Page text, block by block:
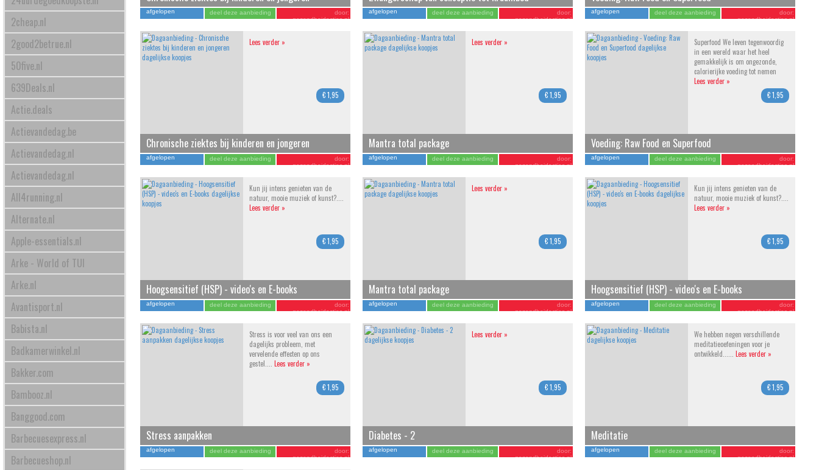
2cheap.nl
2good2betrue.nl
50five.nl
639Deals.nl
Actie.deals
Actievandedag.be
Actievandedag.nl
Actievandedag.nl
All4running.nl
Alternate.nl
Apple-essentials.nl
Arke - World of TUI
Arke.nl
Avantisport.nl
Babista.nl
Badkamerwinkel.nl
Bakker.com
Bambooz.nl
Banggood.com
Barbecuesexpress.nl
Barbecueshop.nl
afgelopen deel deze aanbieding
door:
gezondheidacties.nl
afgelopen deel deze aanbieding
door:
gezondheidacties.nl
afgelopen deel deze aanbieding
door:
gezondheidacties.nl
Lees verder »
€ 1,95
Chronische ziektes bij kinderen en jongeren
afgelopen deel deze aanbieding
door:
gezondheidacties.nl
Lees verder »
€ 1,95
Mantra total package
afgelopen deel deze aanbieding
door:
gezondheidacties.nl
Superfood We leven tegenwoordig
in een wereld waar het heel
gemakkelijk is om ongezonde,
calorierijke voeding tot nemen
Lees verder »
€ 1,95
Voeding: Raw Food en Superfood
afgelopen deel deze aanbieding
door:
gezondheidacties.nl
Kun jij intens genieten van de
natuur, mooie muziek of kunst?....
Lees verder »
€ 1,95
Hoogsensitief (HSP) - video's en E-books
afgelopen deel deze aanbieding
door:
gezondheidacties.nl
Lees verder »
€ 1,95
Mantra total package
afgelopen deel deze aanbieding
door:
gezondheidacties.nl
Kun jij intens genieten van de
natuur, mooie muziek of kunst?....
Lees verder »
€ 1,95
Hoogsensitief (HSP) - video's en E-books
afgelopen deel deze aanbieding
door:
gezondheidacties.nl
Stress is voor veel van ons een
dagelijks probleem, met
vervelende effecten op ons
gestel.... Lees verder »
€ 1,95
Stress aanpakken
afgelopen deel deze aanbieding
door:
gezondheidacties.nl
Lees verder »
€ 1,95
Diabetes - 2
afgelopen deel deze aanbieding
door:
gezondheidacties.nl
We hebben negen verschillende
meditatieoefeningen voor je
ontwikkeld...... Lees verder »
€ 1,95
Meditatie
afgelopen deel deze aanbieding
door:
gezondheidacties.nl